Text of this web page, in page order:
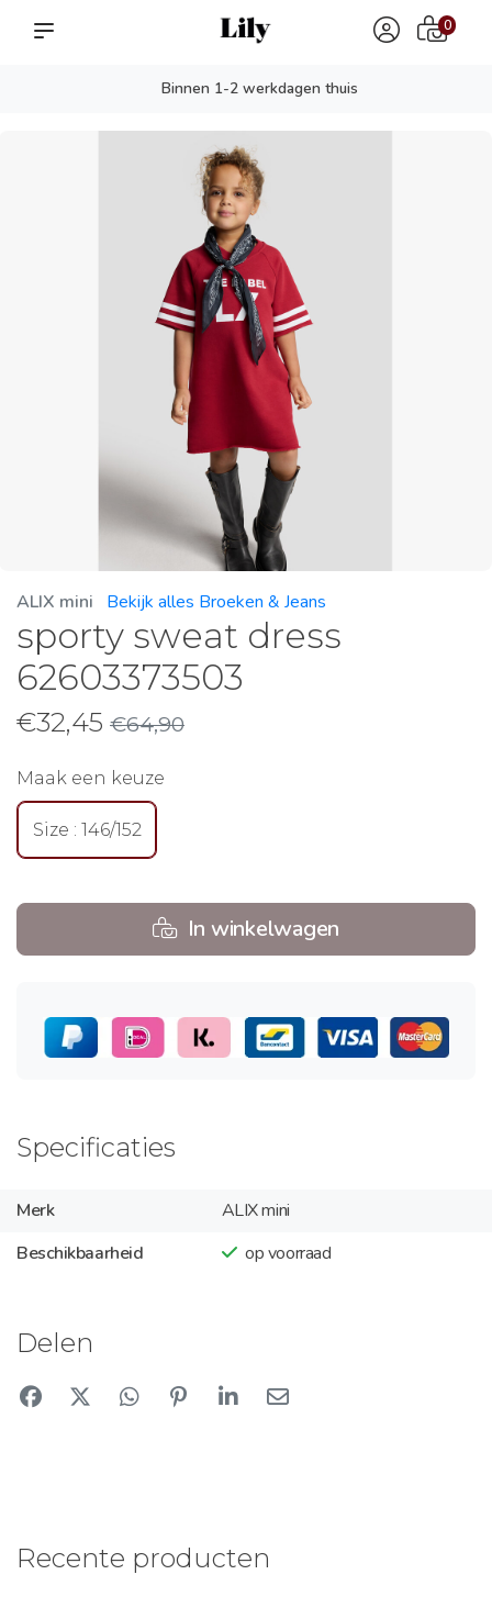
Binnen 1-2 werkdagen thuis
0
ALIX mini Bekijk alles Broeken & Jeans
sporty sweat dress
62603373503
€32,45 €64,90
Maak een keuze
Size : 146/152
In winkelwagen
Specificaties
Merk
ALIX mini
Beschikbaarheid
op voorraad
Delen
Recente producten